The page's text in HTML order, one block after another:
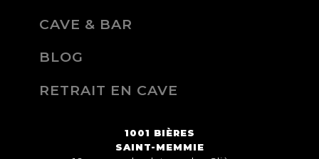
CAVE & BAR
BLOG
RETRAIT EN CAVE
1001 BIÈRES
SAINT-MEMMIE